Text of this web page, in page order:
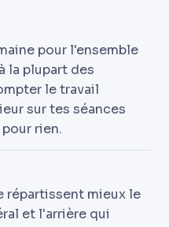
pour l'ensemble
la plupart des
le travail
sur tes séances
rien.
répartissent mieux le
et l'arrière qui